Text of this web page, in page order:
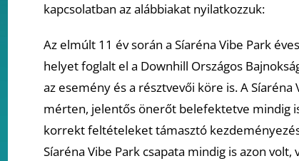
kapcsolatban az alábbiakat nyilatkozzuk:
Az elmúlt 11 év során a Síaréna Vibe Park
helyet foglalt el a Downhill Országos
az esemény és a résztvevői köre is. A
mérten, jelentős önerőt belefektetve mindig
korrekt feltételeket támasztó
Síaréna Vibe Park csapata mindig is azon